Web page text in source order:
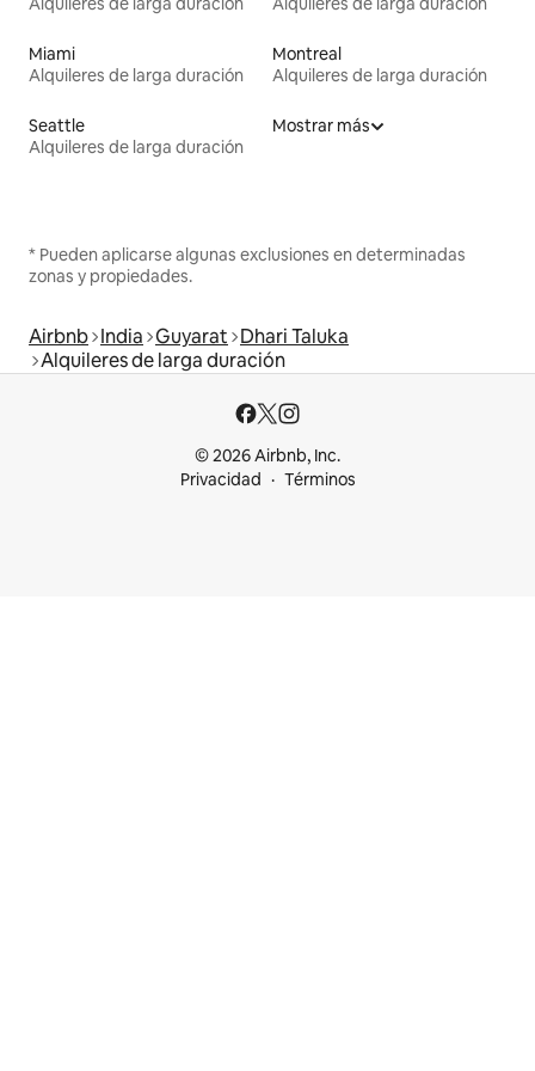
Miami
Alquileres de larga duración
Montreal
Alquileres de larga duración
Seattle
Alquileres de larga duración
Mostrar más
* Pueden aplicarse algunas exclusiones en determinadas
zonas y propiedades.
Airbnb India Guyarat Dhari Taluka
Alquileres de larga duración
© 2026 Airbnb, Inc.
Privacidad
Términos